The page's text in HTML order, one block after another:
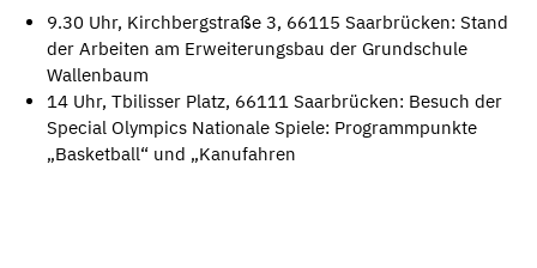
9.30 Uhr, Kirchbergstraße 3, 66115 Saarbrücken: Stand
der Arbeiten am Erweiterungsbau der Grundschule
Wallenbaum
14 Uhr, Tbilisser Platz, 66111 Saarbrücken: Besuch der
Special Olympics Nationale Spiele: Programmpunkte
„Basketball“ und „Kanufahren